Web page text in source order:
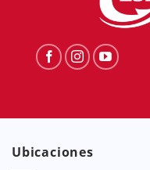
Ubicaciones